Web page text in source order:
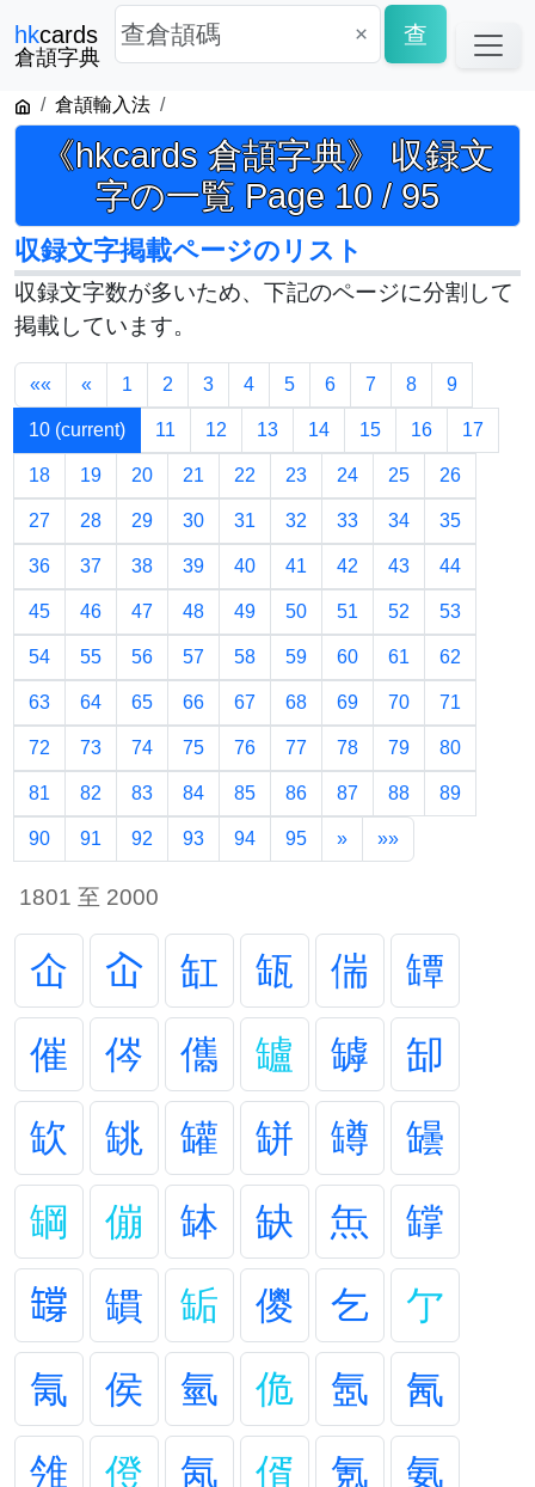
hkcards
倉頡字典
× 查
倉頡輸入法
《hkcards 倉頡字典》 収録文
字の一覧 Page 10 / 95
収録文字掲載ページのリスト
収録文字数が多いため、下記のページに分割して
掲載しています。
«« « 1 2 3 4 5 6 7 8 9
10 (current) 11 12 13 14 15 16 17
18 19 20 21 22 23 24 25 26
27 28 29 30 31 32 33 34 35
36 37 38 39 40 41 42 43 44
45 46 47 48 49 50 51 52 53
54 55 56 57 58 59 60 61 62
63 64 65 66 67 68 69 70 71
72 73 74 75 76 77 78 79 80
81 82 83 84 85 86 87 88 89
90 91 92 93 94 95 » »»
1801 至 2000
仚 屳 缸 缻 偳
罈
催
侺 儶 罏 罅
缷
缼
罀 罐 缾 罇
罎
罁
傰 缽 缺 缹
罉
𦉘
罆 缿 儍 乞
亇
氞
侯 氫 佹 氬
氥
雂
僜 氝 偦 氪
氨